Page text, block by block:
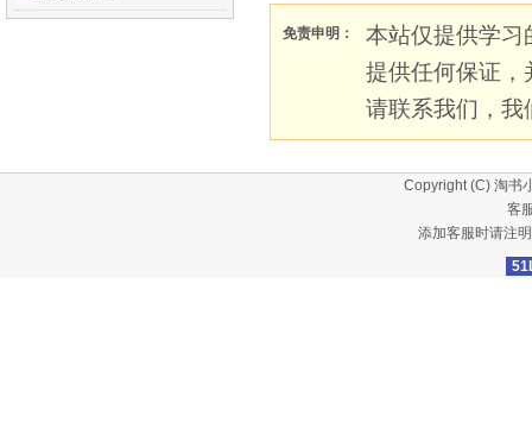
免责申明：
本站仅提供学习
提供任何保证，
请联系我们，我
Copyright (C) 淘书
客
添加客服时请注